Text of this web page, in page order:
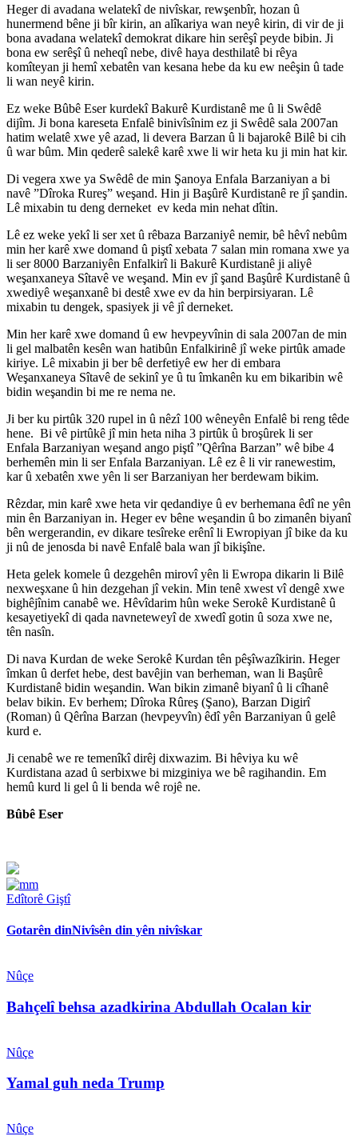
Heger di avadana welatekî de nivîskar, rewşenbîr, hozan û
hunermend bêne ji bîr kirin, an alîkariya wan neyê kirin, di vir de ji
bona avadana welatekî demokrat dikare hin serêşî peyde bibin. Ji
bona ew serêşî û neheqî nebe, divê haya desthilatê bi rêya
komîteyan ji hemî xebatên van kesana hebe da ku ew neêşin û tade
li wan neyê kirin.
Ez weke Bûbê Eser kurdekî Bakurê Kurdistanê me û li Swêdê
dijîm. Ji bona kareseta Enfalê binivîsînim ez ji Swêdê sala 2007an
hatim welatê xwe yê azad, li devera Barzan û li bajarokê Bilê bi cih
û war bûm. Min qederê salekê karê xwe li wir heta ku ji min hat kir.
Di vegera xwe ya Swêdê de min Şanoya Enfala Barzaniyan a bi
navê ”Dîroka Rureş” weşand. Hin ji Başûrê Kurdistanê re jî şandin.
Lê mixabin tu deng derneket ev keda min nehat dîtin.
Lê ez weke yekî li ser xet û rêbaza Barzaniyê nemir, bê hêvî nebûm
min her karê xwe domand û piştî xebata 7 salan min romana xwe ya
li ser 8000 Barzaniyên Enfalkirî li Bakurê Kurdistanê ji aliyê
weşanxaneya Sîtavê ve weşand. Min ev jî şand Başûrê Kurdistanê û
xwediyê weşanxanê bi destê xwe ev da hin berpirsiyaran. Lê
mixabin tu dengek, spasiyek ji vê jî derneket.
Min her karê xwe domand û ew hevpeyvînin di sala 2007an de min
li gel malbatên kesên wan hatibûn Enfalkirinê jî weke pirtûk amade
kiriye. Lê mixabin ji ber bê derfetiyê ew her di embara
Weşanxaneya Sîtavê de sekinî ye û tu îmkanên ku em bikaribin wê
bidin weşandin bi me re nema ne.
Ji ber ku pirtûk 320 rupel in û nêzî 100 wêneyên Enfalê bi reng têde
hene. Bi vê pirtûkê jî min heta niha 3 pirtûk û broşûrek li ser
Enfala Barzaniyan weşand ango piştî ”Qêrîna Barzan” wê bibe 4
berhemên min li ser Enfala Barzaniyan. Lê ez ê li vir ranewestim,
kar û xebatên xwe yên li ser Barzaniyan her berdewam bikim.
Rêzdar, min karê xwe heta vir qedandiye û ev berhemana êdî ne yên
min ên Barzaniyan in. Heger ev bêne weşandin û bo zimanên biyanî
bên wergerandin, ev dikare tesîreke erênî li Ewropiyan jî bike da ku
ji nû de jenosda bi navê Enfalê bala wan jî bikişîne.
Heta gelek komele û dezgehên mirovî yên li Ewropa dikarin li Bilê
nexweşxane û hin dezgehan jî vekin. Min tenê xwest vî dengê xwe
bighêjînim canabê we. Hêvîdarim hûn weke Serokê Kurdistanê û
kesayetiyekî di qada navneteweyî de xwedî gotin û soza xwe ne,
tên nasîn.
Di nava Kurdan de weke Serokê Kurdan tên pêşîwazîkirin. Heger
îmkan û derfet hebe, dest bavêjin van berheman, wan li Başûrê
Kurdistanê bidin weşandin. Wan bikin zimanê biyanî û li cîhanê
belav bikin. Ev berhem; Dîroka Rûreş (Şano), Barzan Digirî
(Roman) û Qêrîna Barzan (hevpeyvîn) êdî yên Barzaniyan û gelê
kurd e.
Ji cenabê we re temenîkî dirêj dixwazim. Bi hêviya ku wê
Kurdistana azad û serbixwe bi mizginiya we bê ragihandin. Em
hemû kurd li gel û li benda wê rojê ne.
Bûbê Eser
Edîtorê Giştî
Gotarên dinNivîsên din yên nivîskar
Nûçe
Bahçelî behsa azadkirina Abdullah Ocalan kir
Nûçe
Yamal guh neda Trump
Nûçe